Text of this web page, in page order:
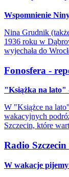
Wspomnienie
Nina Grudnik
1936 roku w
wyjechała do
Fonosfera -
"Książka na lato"
W "Książce na
wakacyjnych
Szczecin, które
Radio
W wakacje